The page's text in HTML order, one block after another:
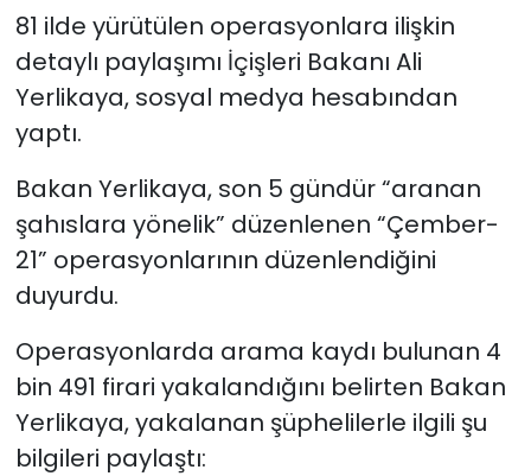
81 ilde yürütülen operasyonlara ilişkin
detaylı paylaşımı İçişleri Bakanı Ali
Yerlikaya, sosyal medya hesabından
yaptı.
Bakan Yerlikaya, son 5 gündür “aranan
şahıslara yönelik” düzenlenen “Çember-
21” operasyonlarının düzenlendiğini
duyurdu.
Operasyonlarda arama kaydı bulunan 4
bin 491 firari yakalandığını belirten Bakan
Yerlikaya, yakalanan şüphelilerle ilgili şu
bilgileri paylaştı: